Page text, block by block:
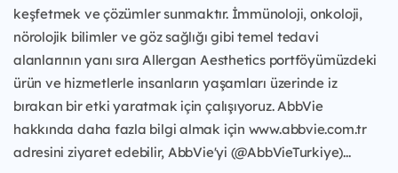
keşfetmek ve çözümler sunmaktır. İmmünoloji, onkoloji,
nörolojik bilimler ve göz sağlığı gibi temel tedavi
alanlarının yanı sıra Allergan Aesthetics portföyümüzdeki
ürün ve hizmetlerle insanların yaşamları üzerinde iz
bırakan bir etki yaratmak için çalışıyoruz. AbbVie
hakkında daha fazla bilgi almak için www.abbvie.com.tr
adresini ziyaret edebilir, AbbVie'yi (@AbbVieTurkiye)...